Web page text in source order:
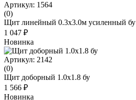
Артикул: 1564
(0)
Щит линейный 0.3х3.0м усиленный бу
1 047 ₽
Новинка
Артикул: 2142
(0)
Щит доборный 1.0x1.8 бу
1 566 ₽
Новинка